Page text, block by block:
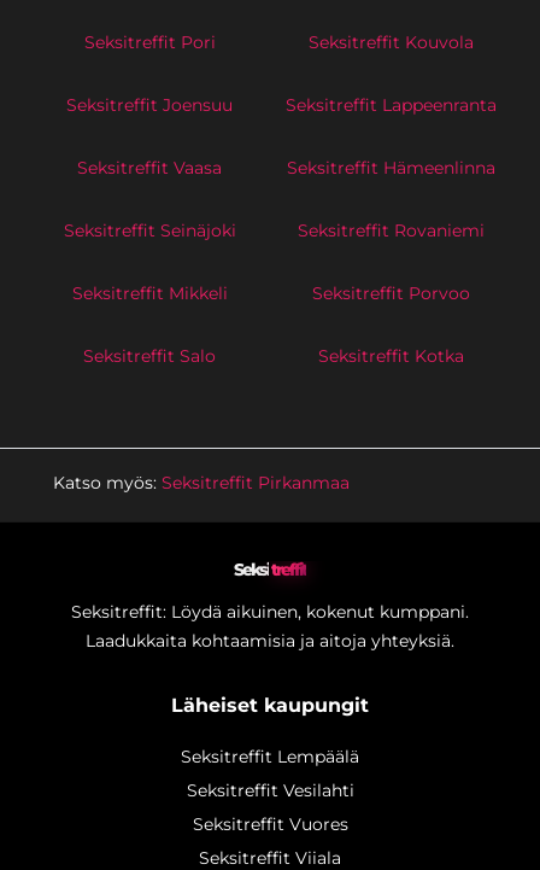
Seksitreffit Pori Seksitreffit Kouvola
Seksitreffit Joensuu Seksitreffit Lappeenranta
Seksitreffit Vaasa Seksitreffit Hämeenlinna
Seksitreffit Seinäjoki Seksitreffit Rovaniemi
Seksitreffit Mikkeli Seksitreffit Porvoo
Seksitreffit Salo Seksitreffit Kotka
Katso myös: Seksitreffit Pirkanmaa
Seksitreffit
Seksitreffit: Löydä aikuinen, kokenut kumppani.
Laadukkaita kohtaamisia ja aitoja yhteyksiä.
Läheiset kaupungit
Seksitreffit Lempäälä
Seksitreffit Vesilahti
Seksitreffit Vuores
Seksitreffit Viiala